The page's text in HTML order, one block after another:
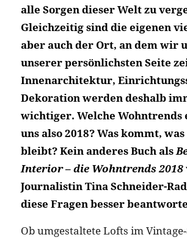
alle Sorgen dieser Welt zu
Gleichzeitig sind die eigenen
aber auch der Ort, an dem wir
unserer persönlichsten Seite
Innenarchitektur,
Dekoration werden deshalb
wichtiger. Welche
uns also 2018? Was kommt,
bleibt? Kein anderes Buch als
Interior – die Wohntrends 2018
Journalistin Tina Schneider-
diese Fragen besser
Ob umgestaltete Lofts im